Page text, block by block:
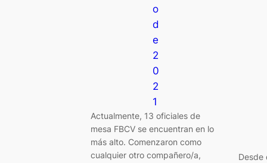
o
d
e
2
0
2
1
Actualmente, 13 oficiales de
mesa FBCV se encuentran en lo
más alto. Comenzaron como
cualquier otro compañero/a,
Desde